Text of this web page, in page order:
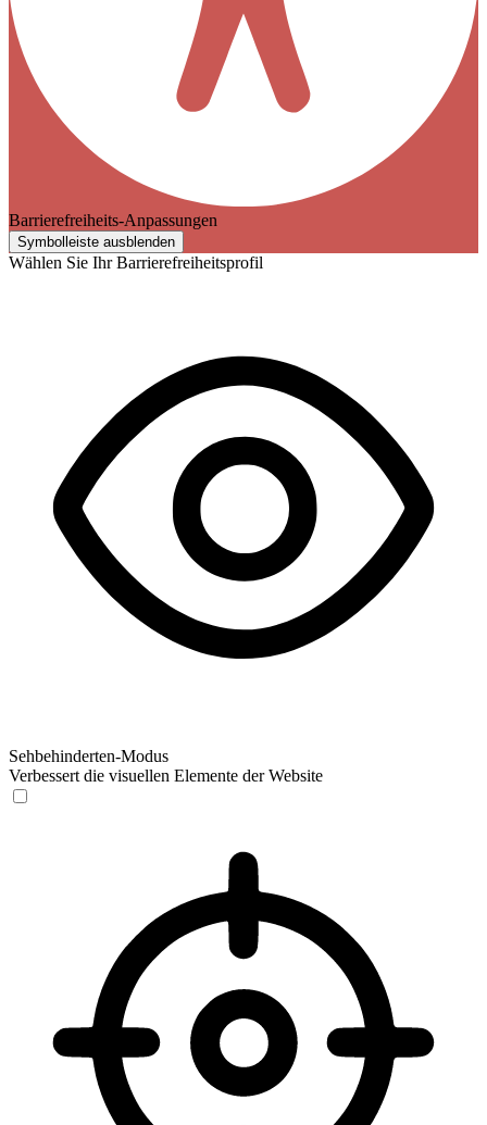
Barrierefreiheits-Anpassungen
Symbolleiste ausblenden
Wählen Sie Ihr Barrierefreiheitsprofil
Sehbehinderten-Modus
Verbessert die visuellen Elemente der Website